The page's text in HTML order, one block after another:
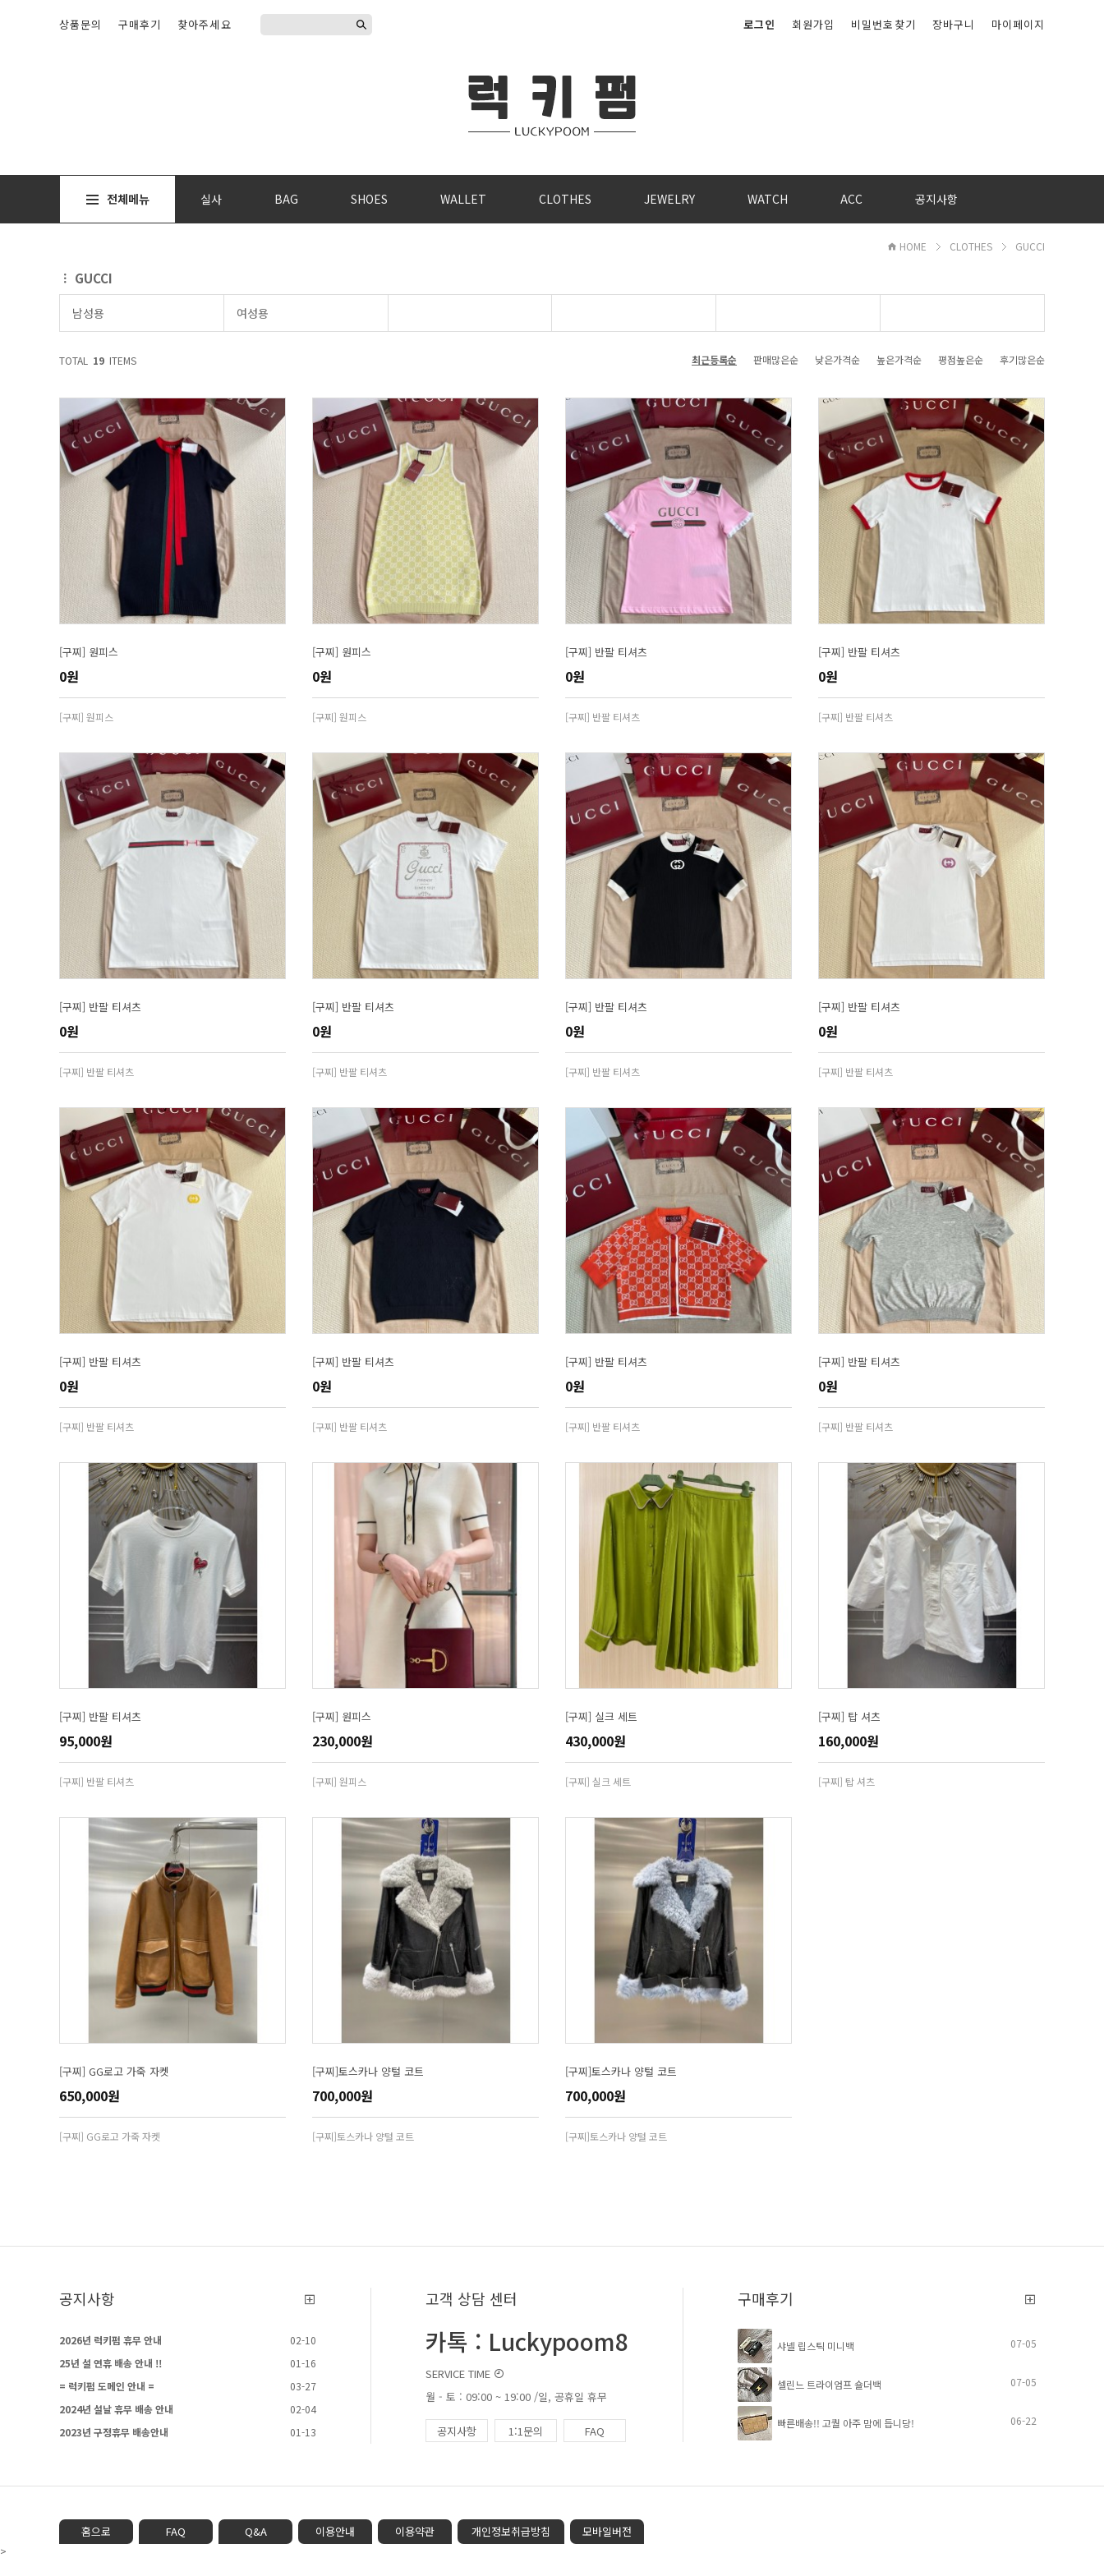
상품문의 구매후기 찾아주세요 로그인 회원가입 비밀번호찾기 장바구니 마이페이지
전체메뉴 실사 BAG SHOES WALLET CLOTHES JEWELRY WATCH ACC 공지사항
HOME CLOTHES GUCCI
GUCCI
남성용 여성용
TOTAL 19 ITEMS 최근등록순 판매많은순 낮은가격순 높은가격순 평점높은순 후기많은순
[구찌] 원피스
0원
[구찌] 원피스
[구찌] 원피스
0원
[구찌] 원피스
[구찌] 반팔 티셔츠
0원
[구찌] 반팔 티셔츠
[구찌] 반팔 티셔츠
0원
[구찌] 반팔 티셔츠
[구찌] 반팔 티셔츠
0원
[구찌] 반팔 티셔츠
[구찌] 반팔 티셔츠
0원
[구찌] 반팔 티셔츠
[구찌] 반팔 티셔츠
0원
[구찌] 반팔 티셔츠
[구찌] 반팔 티셔츠
0원
[구찌] 반팔 티셔츠
[구찌] 반팔 티셔츠
0원
[구찌] 반팔 티셔츠
[구찌] 반팔 티셔츠
0원
[구찌] 반팔 티셔츠
[구찌] 반팔 티셔츠
0원
[구찌] 반팔 티셔츠
[구찌] 반팔 티셔츠
0원
[구찌] 반팔 티셔츠
[구찌] 반팔 티셔츠
95,000원
[구찌] 반팔 티셔츠
[구찌] 원피스
230,000원
[구찌] 원피스
[구찌] 실크 세트
430,000원
[구찌] 실크 세트
[구찌] 탑 셔츠
160,000원
[구찌] 탑 셔츠
[구찌] GG로고 가죽 자켓
650,000원
[구찌] GG로고 가죽 자켓
[구찌]토스카나 양털 코트
700,000원
[구찌]토스카나 양털 코트
[구찌]토스카나 양털 코트
700,000원
[구찌]토스카나 양털 코트
공지사항
2026년 럭키펌 휴무 안내
02-10
25년 설 연휴 배송 안내 !!
01-16
= 럭키펌 도메인 안내 =
03-27
2024년 설날 휴무 배송 안내
02-04
2023년 구정휴무 배송안내
01-13
고객 상담 센터
카톡 : Luckypoom8
SERVICE TIME
월 - 토 : 09:00 ~ 19:00 /일, 공휴일 휴무
공지사항 1:1문의 FAQ
구매후기
샤넬 립스틱 미니백 07-05
셀린느 트라이엄프 숄더백 07-05
빠른배송!! 고퀄 아주 맘에 듭니당! 06-22
홈으로 FAQ Q&A 이용안내 이용약관 개인정보취급방침 모바일버전
>